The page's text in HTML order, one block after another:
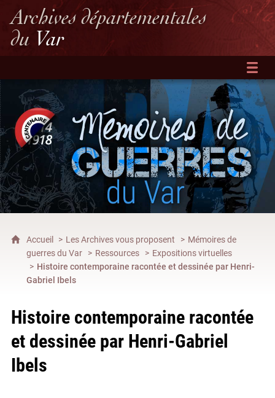
Archives départementales
du Var
Accueil Les Archives vous proposent
Mémoires de
guerres du Var
Ressources
Expositions virtuelles
Histoire contemporaine racontée et dessinée par Henri-
Gabriel Ibels
Histoire contemporaine racontée
et dessinée par Henri-Gabriel
Ibels